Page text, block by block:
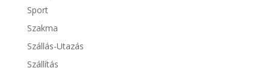
Sport
Szakma
Szállás-Utazás
Szállítás